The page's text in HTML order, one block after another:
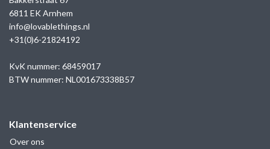
6811 EK Arnhem
info@lovablethings.nl
+31(0)6-21824192
KvK nummer: 68459017
BTW nummer: NL001673338B57
Klantenservice
Over ons